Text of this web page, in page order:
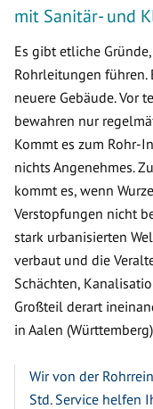
mit Sanitär- und
Es gibt etliche
Rohrleitungen
neuere Gebäude. Vor
bewahren nur
Kommt es zum Rohr-
nichts Angenehmes.
kommt es, wenn
Verstopfungen nicht
stark urbanisierten
verbaut und die
Schächten,
Großteil derart
in Aalen
Wir von der
Std. Service helfen